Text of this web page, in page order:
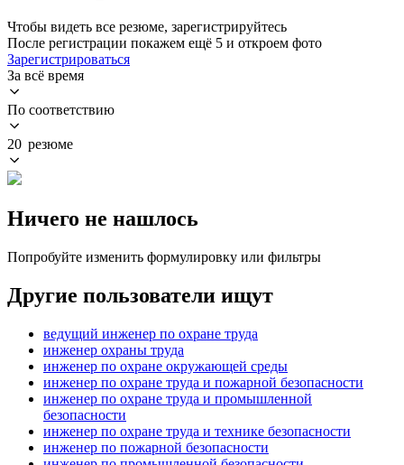
Чтобы видеть все резюме, зарегистрируйтесь
После регистрации покажем ещё 5 и откроем фото
Зарегистрироваться
За всё время
По соответствию
20 резюме
Ничего не нашлось
Попробуйте изменить формулировку или фильтры
Другие пользователи ищут
ведущий инженер по охране труда
инженер охраны труда
инженер по охране окружающей среды
инженер по охране труда и пожарной безопасности
инженер по охране труда и промышленной
безопасности
инженер по охране труда и технике безопасности
инженер по пожарной безопасности